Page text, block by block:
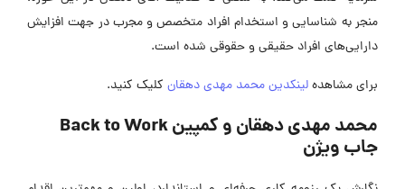
منجر به شناسایی و استخدام افراد متخصص و مجرب در جهت افزایش
دارایی‌های افراد حقیقی و حقوقی شده است.
برای مشاهدهلینکدین محمد مهدی دهقان کلیک کنید.
محمد مهدی دهقان و کمپین Back to Work
جاب ویژن